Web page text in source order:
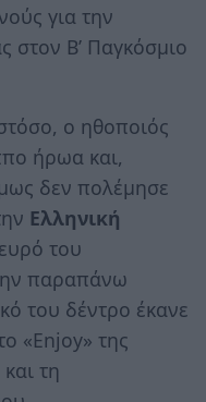
για την
στον Β’ Παγκόσμιο
ο ηθοποιός
ήρωα και,
δεν πολέμησε
Ελληνική
του
παραπάνω
του δέντρο έκανε
«Enjoy» της
τη